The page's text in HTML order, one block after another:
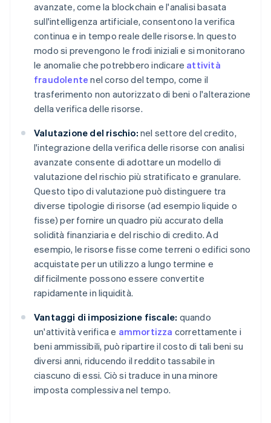
avanzate, come la blockchain e l'analisi basata
sull'intelligenza artificiale, consentono la verifica
continua e in tempo reale delle risorse. In questo
modo si prevengono le frodi iniziali e si monitorano
le anomalie che potrebbero indicare attività
fraudolente nel corso del tempo, come il
trasferimento non autorizzato di beni o l'alterazione
della verifica delle risorse.
Valutazione del rischio: nel settore del credito,
l'integrazione della verifica delle risorse con analisi
avanzate consente di adottare un modello di
valutazione del rischio più stratificato e granulare.
Questo tipo di valutazione può distinguere tra
diverse tipologie di risorse (ad esempio liquide o
fisse) per fornire un quadro più accurato della
solidità finanziaria e del rischio di credito. Ad
esempio, le risorse fisse come terreni o edifici sono
acquistate per un utilizzo a lungo termine e
difficilmente possono essere convertite
rapidamente in liquidità.
Vantaggi di imposizione fiscale: quando
un'attività verifica e ammortizza correttamente i
beni ammissibili, può ripartire il costo di tali beni su
diversi anni, riducendo il reddito tassabile in
ciascuno di essi. Ciò si traduce in una minore
imposta complessiva nel tempo.